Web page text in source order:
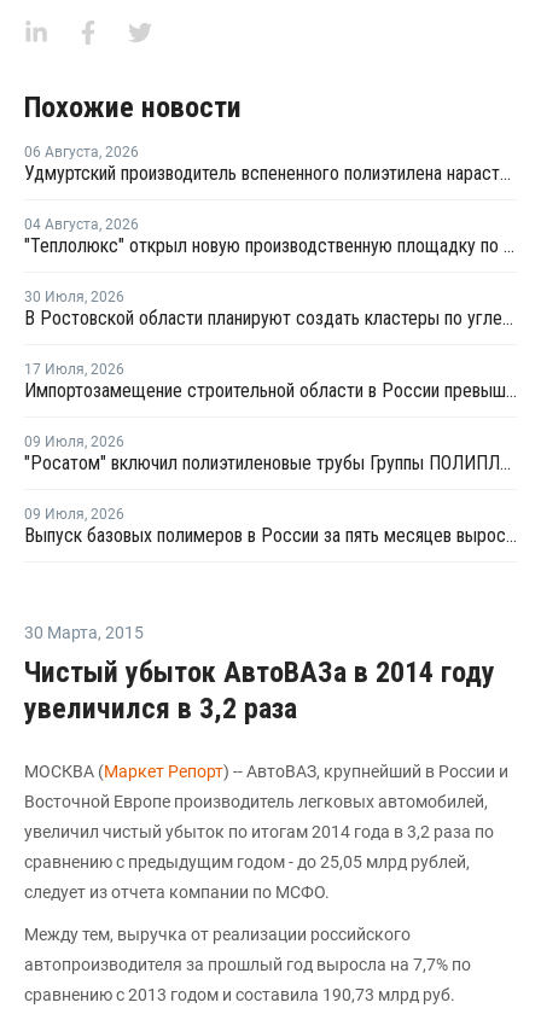
Похожие новости
06 Августа, 2026
Удмуртский производитель вспененного полиэтилена нарастит выпуск на 15%
04 Августа, 2026
"Теплолюкс" открыл новую производственную площадку по выпуску инженерных систем
30 Июля, 2026
В Ростовской области планируют создать кластеры по углехимии и переработке полимеров
17 Июля, 2026
Импортозамещение строительной области в России превышает 98%
09 Июля, 2026
"Росатом" включил полиэтиленовые трубы Группы ПОЛИПЛАСТИК в Реестр инноваций
09 Июля, 2026
Выпуск базовых полимеров в России за пять месяцев вырос на 3,8%
30 Марта, 2015
Чистый убыток АвтоВАЗа в 2014 году
увеличился в 3,2 раза
МОСКВА (Маркет Репорт) -- АвтоВАЗ, крупнейший в России и
Восточной Европе производитель легковых автомобилей,
увеличил чистый убыток по итогам 2014 года в 3,2 раза по
сравнению с предыдущим годом - до 25,05 млрд рублей,
следует из отчета компании по МСФО.
Между тем, выручка от реализации российского
автопроизводителя за прошлый год выросла на 7,7% по
сравнению с 2013 годом и составила 190,73 млрд руб.